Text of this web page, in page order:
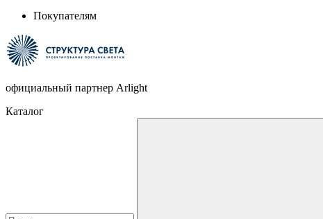
Покупателям
официальный партнер Arlight
Каталог